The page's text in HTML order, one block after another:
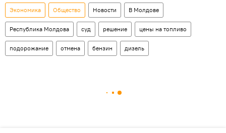
Экономика Общество Новости В Молдове
Республика Молдова суд решение цены на топливо
подорожание отмена бензин дизель